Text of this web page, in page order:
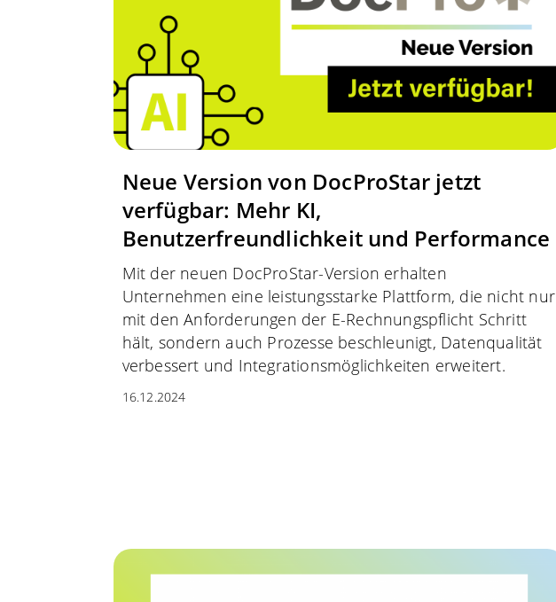
Neue Version von DocProStar jetzt
verfügbar: Mehr KI,
Benutzerfreundlichkeit und Performance
Mit der neuen DocProStar-Version erhalten
Unternehmen eine leistungsstarke Plattform, die nicht nur
mit den Anforderungen der E-Rechnungspflicht Schritt
hält, sondern auch Prozesse beschleunigt, Datenqualität
verbessert und Integrationsmöglichkeiten erweitert.
16.12.2024